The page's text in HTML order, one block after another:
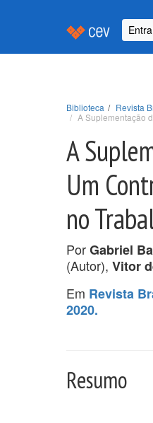
Biblioteca
Revista
A Suplementação
A
Um
no
PorGabriel
(Autor), Vitor
Em Revista
2020.
Resumo